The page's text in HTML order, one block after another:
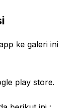
ke galeri ini
play store.